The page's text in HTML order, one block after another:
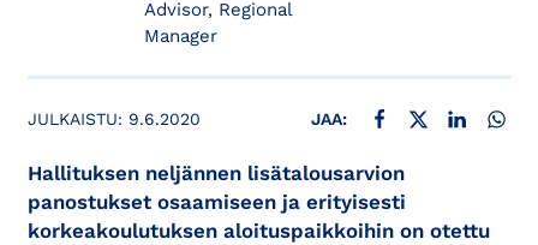
Advisor, Regional
Manager
JULKAISTU: 9.6.2020 JAA: JAA FACEBOOKISSA
JAA X:SSÄ JAA
Hallituksen neljännen lisätalousarvion
panostukset osaamiseen ja erityisesti
korkeakoulutuksen aloituspaikkoihin on otettu